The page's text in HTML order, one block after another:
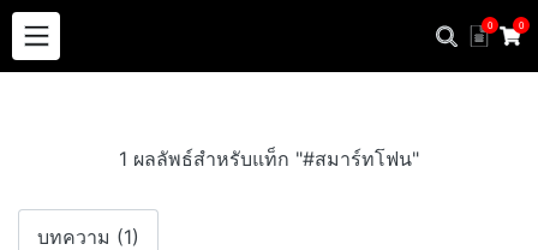
0 0
1 ผลลัพธ์สำหรับแท็ก "#สมาร์ทโฟน"
บทความ (1)